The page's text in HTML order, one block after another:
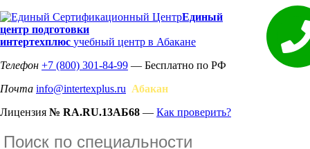
Единый
центр подготовки
интертехплюс учебный центр в Абакане
Телефон +7 (800) 301-84-99 — Бесплатно по РФ
Почта info@intertexplus.ru Абакан
Лицензия № RA.RU.13АБ68 — Как проверить?